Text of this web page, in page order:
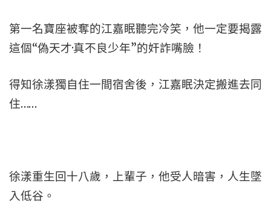
第一名寶座被奪的江嘉眠聽完冷笑，他一定要揭露
這個“偽天才·真不良少年”的奸詐嘴臉！
得知徐漾獨自住一間宿舍後，江嘉眠決定搬進去同
住……
徐漾重生回十八歲，上輩子，他受人暗害，人生墜
入低谷。